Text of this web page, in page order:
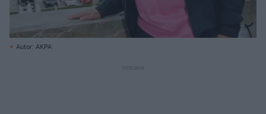
Autor: AKPA